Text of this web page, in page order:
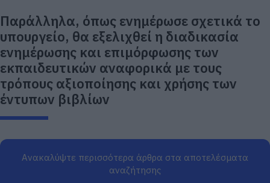
Παράλληλα, όπως ενημέρωσε σχετικά το
υπουργείο, θα εξελιχθεί η διαδικασία
ενημέρωσης και επιμόρφωσης των
εκπαιδευτικών αναφορικά με τους
τρόπους αξιοποίησης και χρήσης των
έντυπων βιβλίων
Ανακαλύψτε περισσότερα άρθρα στα αποτελέσματα
αναζήτησης